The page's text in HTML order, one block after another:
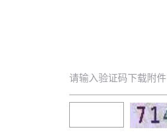
请输入验证码下载附件